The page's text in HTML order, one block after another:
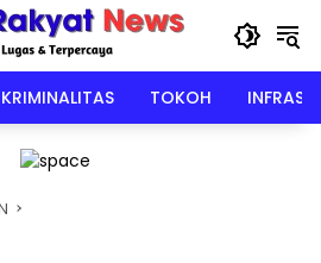
TOKOH